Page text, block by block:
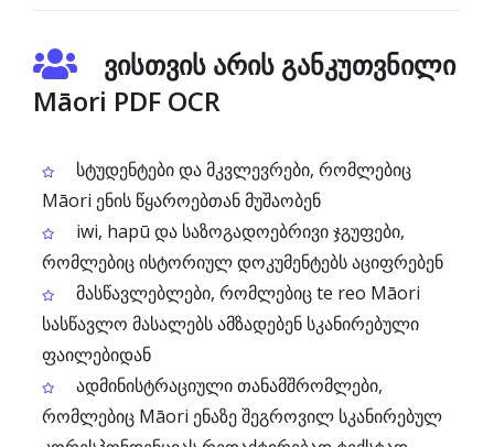
ვისთვის არის განკუთვნილი
Māori PDF OCR
სტუდენტები და მკვლევრები, რომლებიც
Māori ენის წყაროებთან მუშაობენ
iwi, hapū და საზოგადოებრივი ჯგუფები,
რომლებიც ისტორიულ დოკუმენტებს აციფრებენ
მასწავლებლები, რომლებიც te reo Māori
სასწავლო მასალებს ამზადებენ სკანირებული
ფაილებიდან
ადმინისტრაციული თანამშრომლები,
რომლებიც Māori ენაზე შეგროვილ სკანირებულ